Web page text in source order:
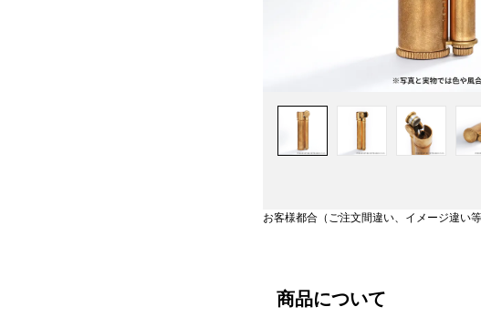
お客様都合（ご注文間違い、イメージ違い
商品について